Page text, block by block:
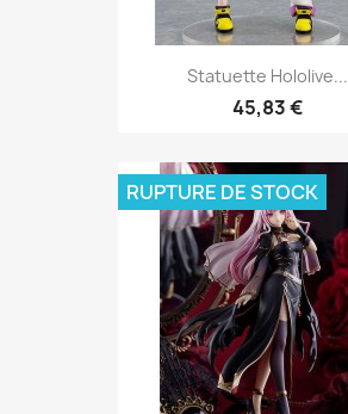
Statuette Hololive...
45,83 €
RUPTURE DE STOCK